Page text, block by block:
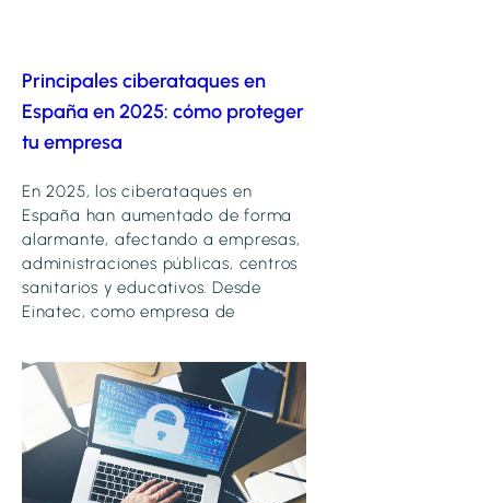
Principales ciberataques en
España en 2025: cómo proteger
tu empresa
En 2025, los ciberataques en
España han aumentado de forma
alarmante, afectando a empresas,
administraciones públicas, centros
sanitarios y educativos. Desde
Einatec, como empresa de